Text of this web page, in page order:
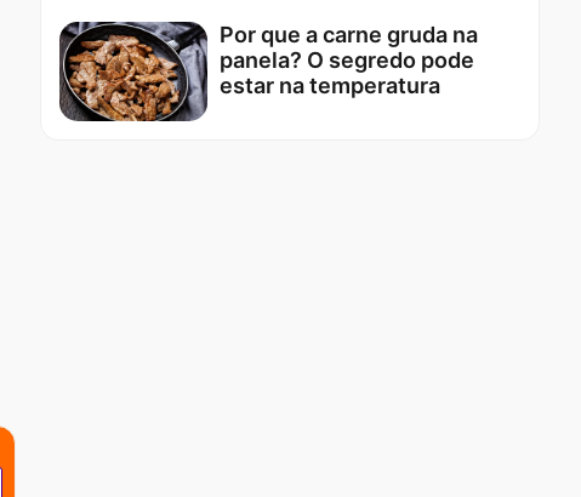
Por que a carne gruda na
panela? O segredo pode
estar na temperatura